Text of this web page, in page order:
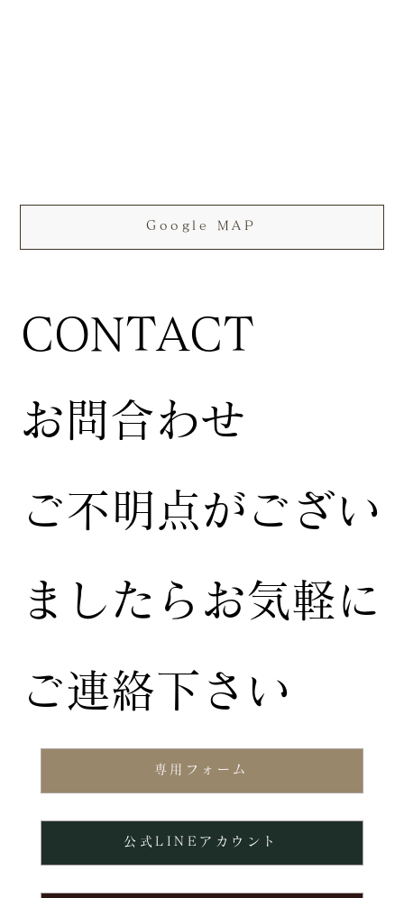
専用フォーム
公式LINEアカウント
お問合わせ
ご不明点がござい
ましたらお気軽に
ご連絡下さい
Google MAP
CONTACT